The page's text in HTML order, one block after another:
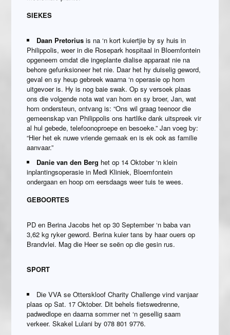
SIEKES
Daan Pretorius is na ‘n kort kuiertjie by sy huis in
Philippolis, weer in die Rosepark hospitaal in Bloemfontein
opgeneem omdat die ingeplante dialise apparaat nie na
behore gefunksioneer het nie. Daar het hy duiselig geword,
geval en sy heup gebreek waarna ‘n operasie op hom
uitgevoer is. Hy is nog baie swak. Op sy versoek plaas
ons die volgende nota wat van hom en sy broer, Jan, wat
hom ondersteun, ontvang is: “Ons wil graag teenoor die
gemeenskap van Philippolis ons hartlike dank uitspreek vir
al hul gebede, telefoonoproepe en besoeke.” Jan voeg by:
“Hier het ek nuwe vriende gemaak en is ek ook as familie
aanvaar.”
Danie van den Berg het op 14 Oktober ‘n klein
inplantingsoperasie in Medi Kliniek, Bloemfontein
ondergaan en hoop om eersdaags weer tuis te wees.
GEBOORTES
PD en Berina Jacobs het op 30 September ‘n baba van
3,62 kg ryker geword. Berina kuier tans by haar ouers op
Brandvlei. Mag die Heer se seën op die gesin rus.
SPORT
Die VVA se Otterskloof Charity Challenge vind vanjaar
plaas op Sat. 17 Oktober. Dit behels fietswedrenne,
padwedlope en daarna sommer net ‘n gesellig saam
verkeer. Skakel Lulani by 078 801 9776.